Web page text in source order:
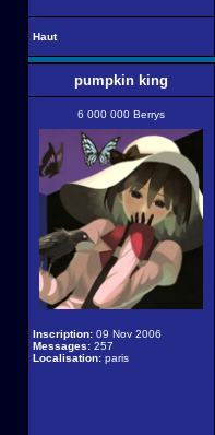
Haut
pumpkin king
6 000 000 Berrys
Inscription: 09 Nov 2006
Messages: 257
Localisation: paris